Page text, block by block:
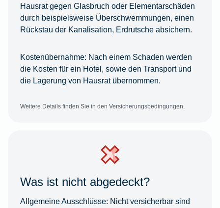
Hausrat gegen Glasbruch oder Elementarschäden
durch beispielsweise Überschwemmungen, einen
Rückstau der Kanalisation, Erdrutsche absichern.
Kostenübernahme: Nach einem Schaden werden
die Kosten für ein Hotel, sowie den Transport und
die Lagerung von Hausrat übernommen.
Weitere Details finden Sie in den Versicherungsbedingungen.
Was ist nicht abgedeckt?
Allgemeine Ausschlüsse: Nicht versicherbar sind